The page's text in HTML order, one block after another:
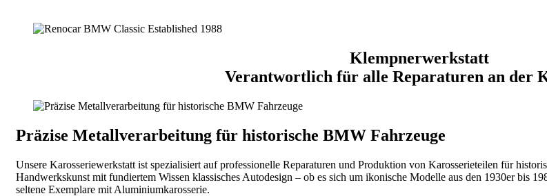
Klempnerwerkstatt
Verantwortlich für alle Reparaturen an der
Präzise Metallverarbeitung für historische BMW Fahrzeuge
Unsere Karosseriewerkstatt ist spezialisiert auf professionelle Reparaturen und Produktion von Karosserieteilen für
Handwerkskunst mit fundiertem Wissen klassisches Autodesign – ob es sich um ikonische Modelle aus den 1930er bis
seltene Exemplare mit Aluminiumkarosserie.